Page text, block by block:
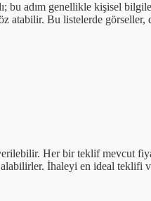
bu adım genellikle kişisel
atabilir. Bu listelerde görseller,
Her bir teklif mevcut
İhaleyi en ideal teklifi